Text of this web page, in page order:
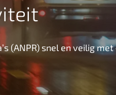
(ANPR) snel en veilig